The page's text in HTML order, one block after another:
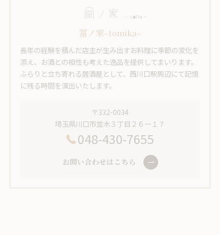
冨ノ家-tomika-
長年の経験を積んだ店主が生み出すお料理に季節の変化を
添え、お酒との相性も考えた逸品を提供してまいります。
ふらりと立ち寄れる居酒屋として、西川口駅周辺にて記憶
に残る時間を演出いたします。
〒332-0034
埼玉県川口市並木３丁目２６ー１７
048-430-7655
お問い合わせはこちら